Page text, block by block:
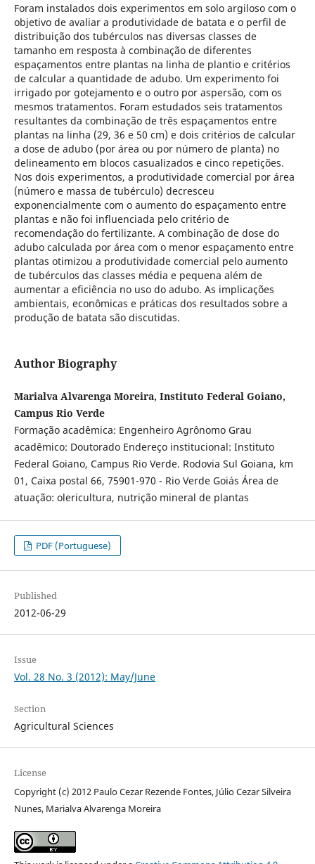
Foram instalados dois experimentos em solo argiloso com o
objetivo de avaliar a produtividade de batata e o perfil de
distribuição dos tubérculos nas diversas classes de
tamanho em resposta à combinação de diferentes
espaçamentos entre plantas na linha de plantio e critérios
de calcular a quantidade de adubo. Um experimento foi
irrigado por gotejamento e o outro por aspersão, com os
mesmos tratamentos. Foram estudados seis tratamentos
resultantes da combinação de três espaçamentos entre
plantas na linha (29, 36 e 50 cm) e dois critérios de calcular
a dose de adubo (por área ou por número de planta) no
delineamento em blocos casualizados e cinco repetições.
Nos dois experimentos, a produtividade comercial por área
(número e massa de tubérculo) decresceu
exponencialmente com o aumento do espaçamento entre
plantas e não foi influenciada pelo critério de
recomendação do fertilizante. A combinação de dose do
adubo calculada por área com o menor espaçamento entre
plantas otimizou a produtividade comercial pelo aumento
de tubérculos das classes média e pequena além de
aumentar a eficiência no uso do adubo. As implicações
ambientais, econômicas e práticas dos resultados sobre a
produção de batata são discutidas.
Author Biography
Marialva Alvarenga Moreira, Instituto Federal Goiano,
Campus Rio Verde
Formação acadêmica: Engenheiro Agrônomo Grau
acadêmico: Doutorado Endereço institucional: Instituto
Federal Goiano, Campus Rio Verde. Rodovia Sul Goiana, km
01, Caixa postal 66, 75901-970 - Rio Verde Goiás Área de
atuação: olericultura, nutrição mineral de plantas
PDF (Portuguese)
Published
2012-06-29
Issue
Vol. 28 No. 3 (2012): May/June
Section
Agricultural Sciences
License
Copyright (c) 2012 Paulo Cezar Rezende Fontes, Júlio Cezar Silveira
Nunes, Marialva Alvarenga Moreira